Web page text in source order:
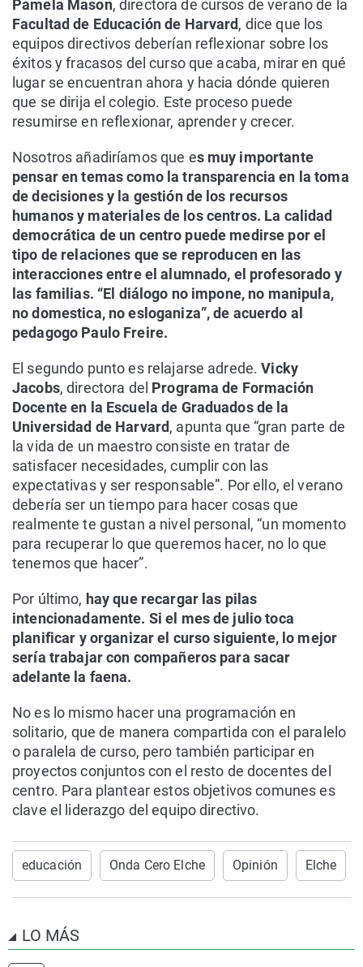
Pamela Mason, directora de cursos de verano de la
Facultad de Educación de Harvard, dice que los
equipos directivos deberían reflexionar sobre los
éxitos y fracasos del curso que acaba, mirar en qué
lugar se encuentran ahora y hacia dónde quieren
que se dirija el colegio. Este proceso puede
resumirse en reflexionar, aprender y crecer.
Nosotros añadiríamos que es muy importante
pensar en temas como la transparencia en la toma
de decisiones y la gestión de los recursos
humanos y materiales de los centros. La calidad
democrática de un centro puede medirse por el
tipo de relaciones que se reproducen en las
interacciones entre el alumnado, el profesorado y
las familias. “El diálogo no impone, no manipula,
no domestica, no esloganiza”, de acuerdo al
pedagogo Paulo Freire.
El segundo punto es relajarse adrede.Vicky
Jacobs, directora del Programa de Formación
Docente en la Escuela de Graduados de la
Universidad de Harvard, apunta que “gran parte de
la vida de un maestro consiste en tratar de
satisfacer necesidades, cumplir con las
expectativas y ser responsable”. Por ello, el verano
debería ser un tiempo para hacer cosas que
realmente te gustan a nivel personal, “un momento
para recuperar lo que queremos hacer, no lo que
tenemos que hacer”.
Por último, hay que recargar las pilas
intencionadamente. Si el mes de julio toca
planificar y organizar el curso siguiente, lo mejor
sería trabajar con compañeros para sacar
adelante la faena.
No es lo mismo hacer una programación en
solitario, que de manera compartida con el paralelo
o paralela de curso, pero también participar en
proyectos conjuntos con el resto de docentes del
centro. Para plantear estos objetivos comunes es
clave el liderazgo del equipo directivo.
educación Onda Cero Elche Opinión Elche
LO MÁS